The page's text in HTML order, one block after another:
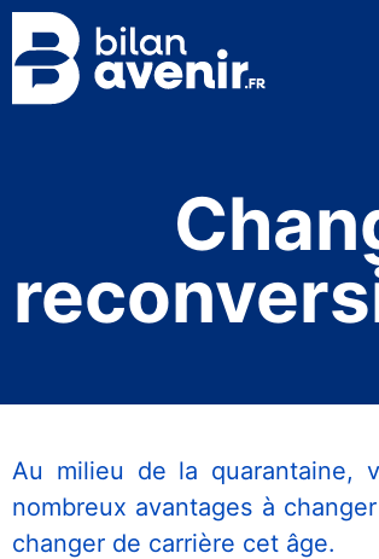
Au milieu de la quarantaine,
nombreux avantages à
changer de carrière cet âge.